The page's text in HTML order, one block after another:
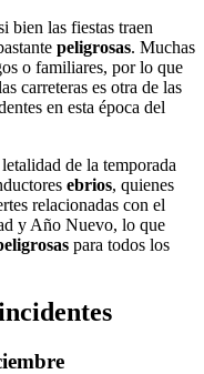
bien las fiestas traen
peligrosas. Muchas
o familiares, por lo que
carreteras es otra de las
en esta época del
de la temporada
ebrios, quienes
relacionadas con el
y Año Nuevo, lo que
para todos los